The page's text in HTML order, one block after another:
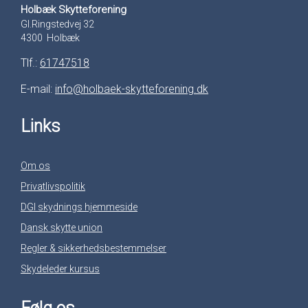
Holbæk Skytteforening
Gl.Ringstedvej 32
4300 Holbæk
Tlf.: 61747518
E-mail: info@holbaek-skytteforening.dk
Links
Om os
Privatlivspolitik
DGI skydnings hjemmeside
Dansk skytte union
Regler & sikkerhedsbestemmelser
Skydeleder kursus